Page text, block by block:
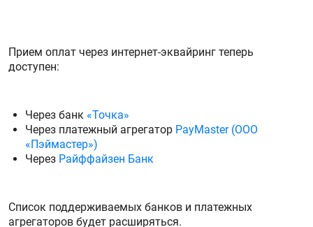
Прием оплат через интернет-эквайринг теперь
доступен:
Через банк «Точка»
Через платежный агрегатор PayMaster (ООО
«Пэймастер»)
Через Райффайзен Банк
Список поддерживаемых банков и платежных
агрегаторов будет расширяться.